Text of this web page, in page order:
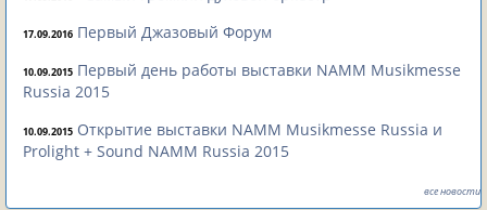
17.09.2016 Первый Джазовый Форум
10.09.2015 Первый день работы выставки NAMM Musikmesse
Russia 2015
10.09.2015 Открытие выставки NAMM Musikmesse Russia и
Prolight + Sound NAMM Russia 2015
все новости